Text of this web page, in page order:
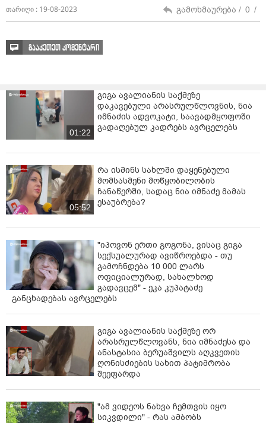
თარიღი : 19-08-2023 გამოხმაურება / 0 /
გააკეთეთ კომენტარი
01:22
გიგა ავალიანის საქმეზე
დაკავებული არასრულწლოვნის, ნია
იმნაძის ადვოკატი, საავადმყოფოში
გადაღებულ კადრებს ავრცელებს
05:52
რა ისმინს სახლში დაყენებული
მომსასმენი მოწყობილობის
ჩანაწერში, სადაც ნია იმნაძე მამას
ესაუბრება?
"იპოვონ ერთი გოგონა, ვისაც გიგა
სექსუალურად ავიწროებდა - თუ
გამოჩნდება 10 000 ლარს
ოფიციალურად, სახალხოდ
გადავცემ" - ეკა კუპატაძე
განცხადებას ავრცელებს
გიგა ავალიანის საქმეზე ორ
არასრულწლოვანს, ნია იმნაძესა და
ანასტასია ბერუაშვილს აღკვეთის
ღონისძიების სახით პატიმრობა
შეეფარდა
"ამ ვიდეოს ნახვა ჩემთვის იყო
სიკვდილი" - რას ამბობს